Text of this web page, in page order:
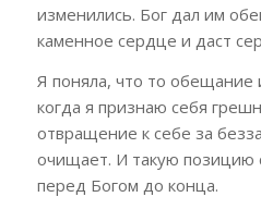
изменились. Бог дал им
каменное сердце и даст
Я поняла, что то обещание
когда я признаю себя
отвращение к себе за
очищает. И такую позицию
перед Богом до конца.